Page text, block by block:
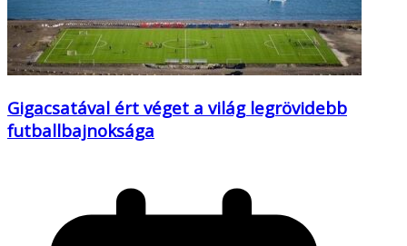
Gigacsatával ért véget a világ legrövidebb
futballbajnoksága